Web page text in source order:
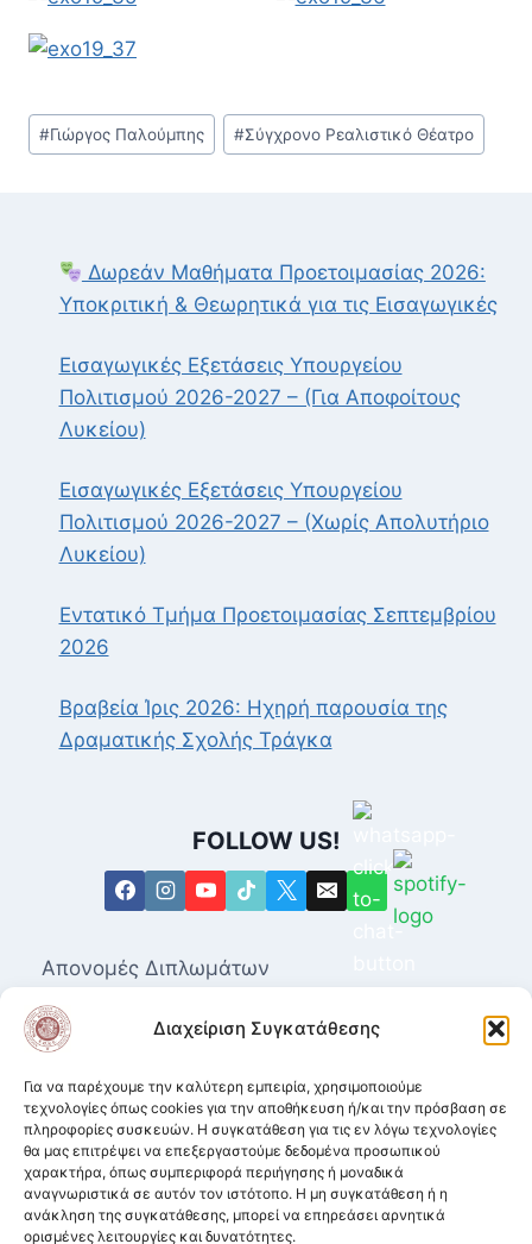
Διαχείριση Συγκατάθεσης
Για να παρέχουμε την καλύτερη εμπειρία, χρησιμοποιούμε
τεχνολογίες όπως cookies για την αποθήκευση ή/και την πρόσβαση σε
πληροφορίες συσκευών. Η συγκατάθεση για τις εν λόγω τεχνολογίες
θα μας επιτρέψει να επεξεργαστούμε δεδομένα προσωπικού
χαρακτήρα, όπως συμπεριφορά περιήγησης ή μοναδικά
αναγνωριστικά σε αυτόν τον ιστότοπο. Η μη συγκατάθεση ή η
ανάκληση της συγκατάθεσης, μπορεί να επηρεάσει αρνητικά
ορισμένες λειτουργίες και δυνατότητες.
Post
Tags:
#Γιώργος Παλούμπης #Σύγχρονο Ρεαλιστικό Θέατρο
Δωρεάν Μαθήματα Προετοιμασίας 2026:
Υποκριτική & Θεωρητικά για τις Εισαγωγικές
Εισαγωγικές Εξετάσεις Υπουργείου
Πολιτισμού 2026-2027 – (Για Αποφοίτους
Λυκείου)
Εισαγωγικές Εξετάσεις Υπουργείου
Πολιτισμού 2026-2027 – (Χωρίς Απολυτήριο
Λυκείου)
Εντατικό Τμήμα Προετοιμασίας Σεπτεμβρίου
2026
Βραβεία Ίρις 2026: Ηχηρή παρουσία της
Δραματικής Σχολής Τράγκα
FOLLOW US!
Απονομές Διπλωμάτων
Επαγγελματικά Δικαιώματα για τις Ανώτερες
Δραματικές Σχολές
Μητρώο Καλλιτεχνών
Ισοτιμία αποφοίτων από Δραματικές Σχολές.
Κατατακτήριες σε ΑΕΙ από Δραματικές
Σχολές